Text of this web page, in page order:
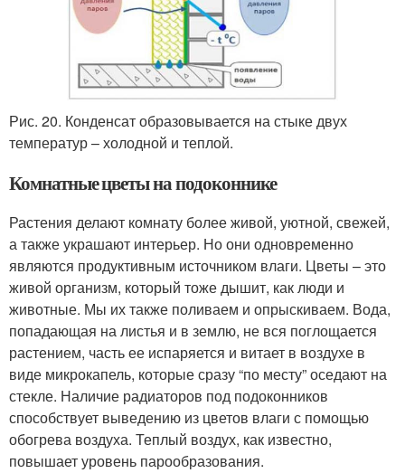
Рис. 20. Конденсат образовывается на стыке двух
температур – холодной и теплой.
Комнатные цветы на подоконнике
Растения делают комнату более живой, уютной, свежей,
а также украшают интерьер. Но они одновременно
являются продуктивным источником влаги. Цветы – это
живой организм, который тоже дышит, как люди и
животные. Мы их также поливаем и опрыскиваем. Вода,
попадающая на листья и в землю, не вся поглощается
растением, часть ее испаряется и витает в воздухе в
виде микрокапель, которые сразу “по месту” оседают на
стекле. Наличие радиаторов под подоконников
способствует выведению из цветов влаги с помощью
обогрева воздуха. Теплый воздух, как известно,
повышает уровень парообразования.